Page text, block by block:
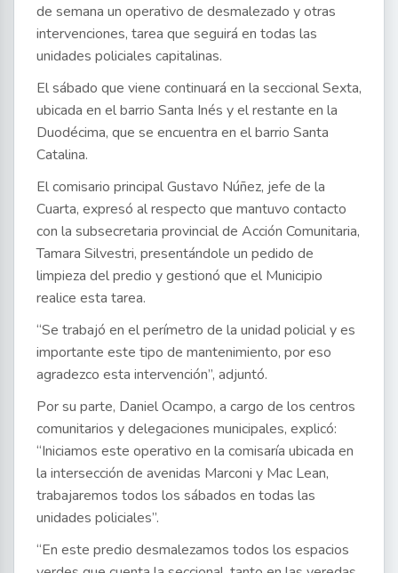
de semana un operativo de desmalezado y otras
intervenciones, tarea que seguirá en todas las
unidades policiales capitalinas.
El sábado que viene continuará en la seccional Sexta,
ubicada en el barrio Santa Inés y el restante en la
Duodécima, que se encuentra en el barrio Santa
Catalina.
El comisario principal Gustavo Núñez, jefe de la
Cuarta, expresó al respecto que mantuvo contacto
con la subsecretaria provincial de Acción Comunitaria,
Tamara Silvestri, presentándole un pedido de
limpieza del predio y gestionó que el Municipio
realice esta tarea.
“Se trabajó en el perímetro de la unidad policial y es
importante este tipo de mantenimiento, por eso
agradezco esta intervención”, adjuntó.
Por su parte, Daniel Ocampo, a cargo de los centros
comunitarios y delegaciones municipales, explicó:
“Iniciamos este operativo en la comisaría ubicada en
la intersección de avenidas Marconi y Mac Lean,
trabajaremos todos los sábados en todas las
unidades policiales”.
“En este predio desmalezamos todos los espacios